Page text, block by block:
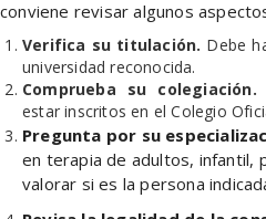
conviene revisar algunos
Verifica su titulación. Debe
universidad reconocida.
Comprueba su colegiación.
estar inscritos en el Colegio
Pregunta por su
en terapia de adultos, infantil,
valorar si es la persona